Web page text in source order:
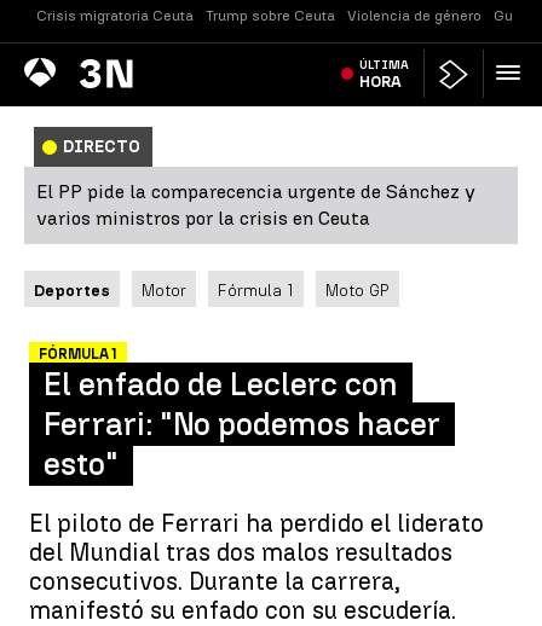
Crisis migratoria Ceuta Trump sobre Ceuta Violencia de género
Antena
3 Noticias ÚLTIMA
HORA
DIRECTO
El PP pide la comparecencia urgente de Sánchez y
varios ministros por la crisis en Ceuta
Deportes Motor Fórmula 1 Moto GP
FÓRMULA 1
El enfado de Leclerc con
Ferrari: "No podemos hacer
esto"
El piloto de Ferrari ha perdido el liderato
del Mundial tras dos malos resultados
consecutivos. Durante la carrera,
manifestó su enfado con su escudería.